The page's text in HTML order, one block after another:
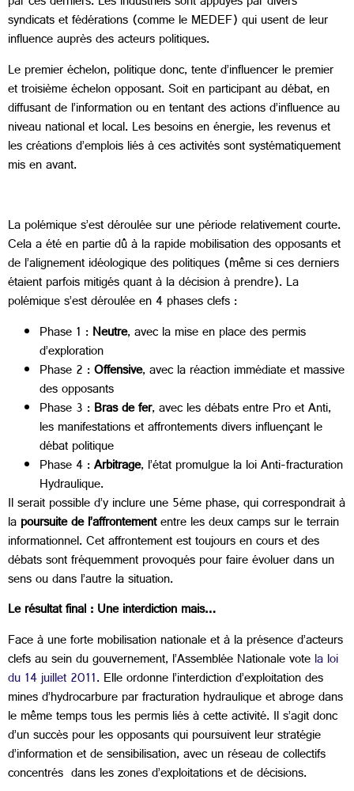
syndicats et fédérations (comme le MEDEF) qui usent de leur
influence auprès des acteurs politiques.
Le premier échelon, politique donc, tente d’influencer le premier
et troisième échelon opposant. Soit en participant au débat, en
diffusant de l’information ou en tentant des actions d’influence au
niveau national et local. Les besoins en énergie, les revenus et
les créations d’emplois liés à ces activités sont systématiquement
mis en avant.
La polémique s’est déroulée sur une période relativement courte.
Cela a été en partie dû à la rapide mobilisation des opposants et
de l’alignement idéologique des politiques (même si ces derniers
étaient parfois mitigés quant à la décision à prendre). La
polémique s’est déroulée en 4 phases clefs :
Phase 1 :Neutre, avec la mise en place des permis
d’exploration
Phase 2 :Offensive, avec la réaction immédiate et massive
des opposants
Phase 3 :Bras de fer, avec les débats entre Pro et Anti,
les manifestations et affrontements divers influençant le
débat politique
Phase 4 :Arbitrage, l’état promulgue la loi Anti-fracturation
Hydraulique.
Il serait possible d’y inclure une 5éme phase, qui correspondrait à
lapoursuite de l’affrontemententre les deux camps sur le terrain
informationnel. Cet affrontement est toujours en cours et des
débats sont fréquemment provoqués pour faire évoluer dans un
sens ou dans l’autre la situation.
Le résultat final : Une interdiction mais…
Face à une forte mobilisation nationale et à la présence d’acteurs
clefs au sein du gouvernement, l’Assemblée Nationale votela loi
du 14 juillet 2011. Elle ordonne l’interdiction d’exploitation des
mines d’hydrocarbure par fracturation hydraulique et abroge dans
le même temps tous les permis liés à cette activité. Il s’agit donc
d’un succès pour les opposants qui poursuivent leur stratégie
d’information et de sensibilisation, avec un réseau de collectifs
concentrés dans les zones d’exploitations et de décisions.